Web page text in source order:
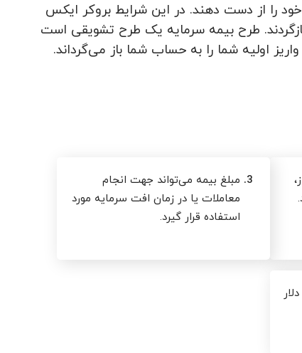
را از دست دهند. در این شرایط بروکر ایکس
طرح بیمه سرمایه یک طرح تشویقی است
3. مبلغ بیمه‌ می‌تواند جهت انجام
معاملات یا در زمان افت سرمایه مورد
استفاده قرار گیرد.
حداکثر مبلغ پوشش بیمه‌، 10,000 دلار